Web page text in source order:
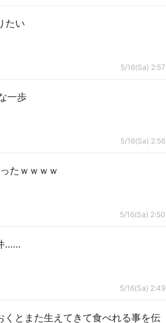
たい
5/16(Sa) 2:57
一歩
5/16(Sa) 2:56
たｗｗｗｗ
5/16(Sa) 2:50
……
5/16(Sa) 2:49
とまた生えてきて食べれる事を伝